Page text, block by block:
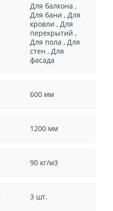
Для балкона ,
Для бани , Для
кровли , Для
перекрытий ,
Для пола , Для
стен , Для
фасада
600 мм
1200 мм
90 кг/м3
3 шт.